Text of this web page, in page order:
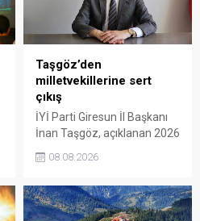
Taşgöz’den
milletvekillerine sert
çıkış
İYİ Parti Giresun İl Başkanı
İnan Taşgöz, açıklanan 2026
üzerinden iktidar
eleştirdi. Taşgöz, üreticinin
emeğinin karşılığını
08.08.2026